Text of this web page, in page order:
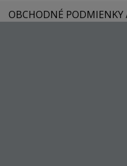
OBCHODNÉ PODMIENKY